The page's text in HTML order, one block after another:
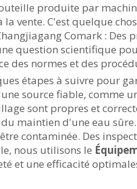
produite par
la vente. C'est quelque
Comark : Des
question scientifique
des normes et des
étapes à suivre pour
source fiable, comme
sont propres et
maintien d'une eau
contaminée. Des
nous utilisons le
et une efficacité